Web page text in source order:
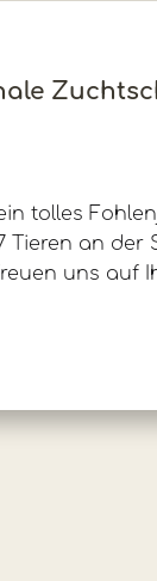
tolles
Tieren an der
uns auf